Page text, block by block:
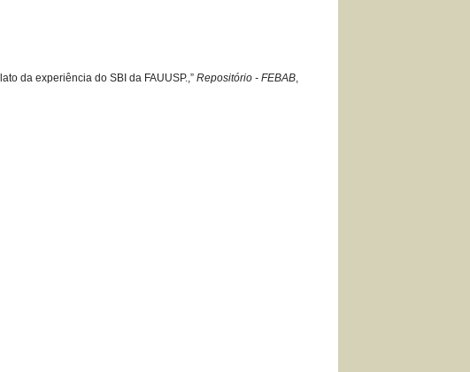
da experiência do SBI da FAUUSP.,”Repositório - FEBAB,